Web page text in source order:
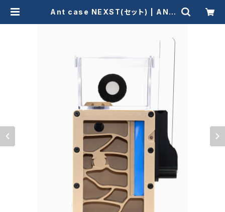
Ant case NEXST(セット) | ANT